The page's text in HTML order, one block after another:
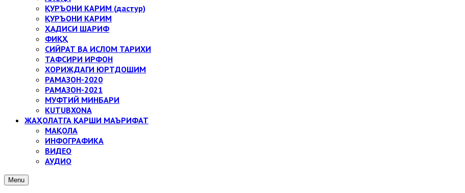
ҚУРЪОНИ КАРИМ (дастур)
ҚУРЪОНИ КАРИМ
ҲАДИСИ ШАРИФ
ФИҚҲ
СИЙРАТ ВА ИСЛОМ ТАРИХИ
ТАФСИРИ ИРФОН
ХОРИЖДАГИ ЮРТДОШИМ
РАМАЗОН-2020
РАМАЗОН-2021
МУФТИЙ МИНБАРИ
KUTUBXONA
ЖАҲОЛАТГА ҚАРШИ МАЪРИФАТ
МАҚОЛА
ИНФОГРАФИКА
ВИДЕО
АУДИО
Menu